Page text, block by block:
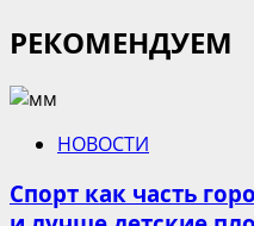
РЕКОМЕНДУЕМ
НОВОСТИ
Спорт как часть